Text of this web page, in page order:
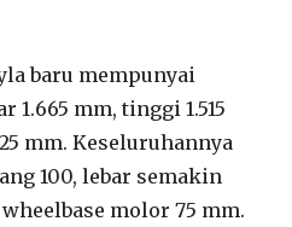
baru mempunyai
1.665 mm, tinggi 1.515
mm. Keseluruhannya
100, lebar semakin
molor 75 mm.